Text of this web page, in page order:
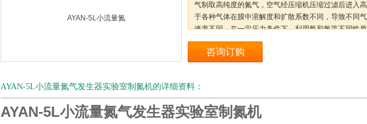
气制取高纯度的氮气，空气经压缩机压缩过滤后进入
于各种气体在膜中溶解度和扩散系数不同，导致不同
速率不同，在一定压力条件下，利用氧和氮等不同性
不同的渗透速率来使氧和氮分离。和其它制氮设备相比
单、体积更小、无切换阀门、维护量
咨询订购
AYAN-5L小流量氮气发生器实验室制氮机的详细资料：
AYAN-5L小流量氮气发生器实验室制氮机